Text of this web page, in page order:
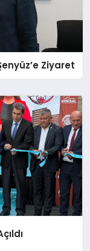
Ziyaret